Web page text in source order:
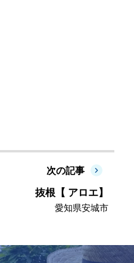
次の記事
抜根【 アロエ】
愛知県安城市